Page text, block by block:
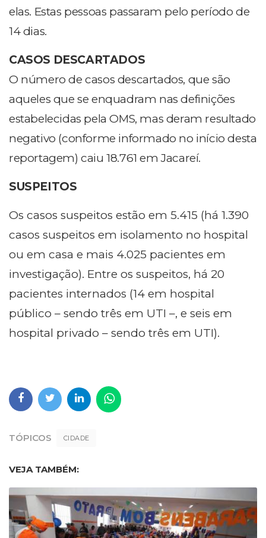
elas. Estas pessoas passaram pelo período de
14 dias.
CASOS DESCARTADOS
O número de casos descartados, que são
aqueles que se enquadram nas definições
estabelecidas pela OMS, mas deram resultado
negativo (conforme informado no início desta
reportagem) caiu 18.761 em Jacareí.
SUSPEITOS
Os casos suspeitos estão em 5.415 (há 1.390
casos suspeitos em isolamento no hospital
ou em casa e mais 4.025 pacientes em
investigação). Entre os suspeitos, há 20
pacientes internados (14 em hospital
público – sendo três em UTI –, e seis em
hospital privado – sendo três em UTI).
TÓPICOS CIDADE
VEJA TAMBÉM: